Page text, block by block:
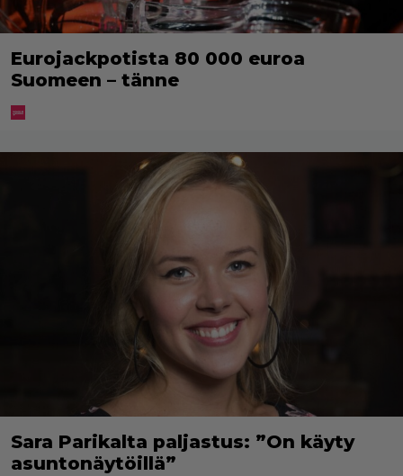
Eurojackpotista 80 000 euroa
Suomeen – tänne
Sara Parikalta paljastus: ”On käyty
asuntonäytöillä”